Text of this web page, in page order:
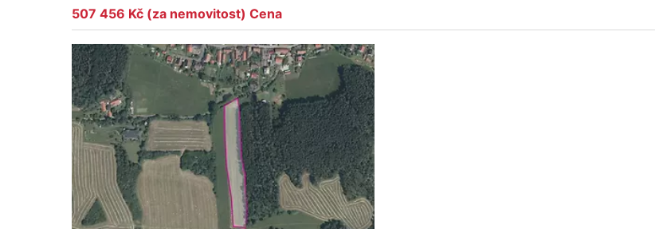
507 456 Kč (za nemovitost) Cena